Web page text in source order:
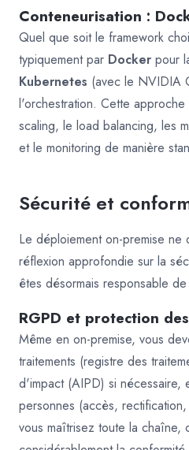
Conteneurisation :
Quel que soit le framework
typiquement par Docker pour
Kubernetes (avec le NVIDIA
l'orchestration. Cette
scaling, le load balancing, les
et le monitoring de manière
Sécurité et
Le déploiement on-premise ne
réflexion approfondie sur la
êtes désormais responsable
RGPD et protection
Même en on-premise, vous
traitements (registre des
d'impact (AIPD) si nécessaire,
personnes (accès,
vous maîtrisez toute la chaîne,